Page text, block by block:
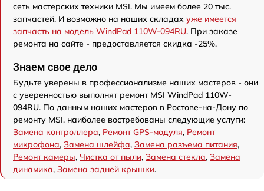
сеть мастерских техники MSI. Мы имеем более 20 тыс.
запчастей. И возможно на наших складах уже имеется
запчасть на модель WindPad 110W-094RU. При заказе
ремонта на сайте - предоставляется скидка -25%.
Знаем свое дело
Будьте уверены в профессионализме наших мастеров - они
с уверенностью выполнят ремонт MSI WindPad 110W-
094RU. По данным наших мастеров в Ростове-на-Дону по
ремонту MSI, наиболее востребованы следующие услуги:
Замена контроллера, Ремонт GPS-модуля, Ремонт
микрофона, Замена шлейфа, Замена разъема питания,
Ремонт камеры, Чистка от пыли, Замена стекла, Замена
динамика, Замена задней крышки.